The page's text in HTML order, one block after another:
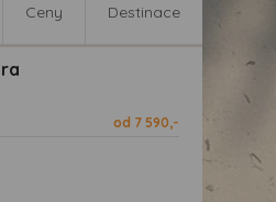
Ceny Destinace
od 7 590,-